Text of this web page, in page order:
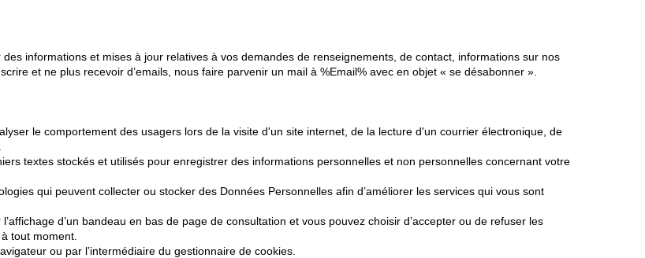
informations et mises à jour relatives à vos demandes de renseignements, de contact, informations sur nos
et ne plus recevoir d’emails, nous faire parvenir un mail à %Email% avec en objet « se désabonner ».
le comportement des usagers lors de la visite d'un site internet, de la lecture d'un courrier électronique, de
textes stockés et utilisés pour enregistrer des informations personnelles et non personnelles concernant votre
qui peuvent collecter ou stocker des Données Personnelles afin d’améliorer les services qui vous sont
d’un bandeau en bas de page de consultation et vous pouvez choisir d’accepter ou de refuser les
tout moment.
ou par l’intermédiaire du gestionnaire de cookies.